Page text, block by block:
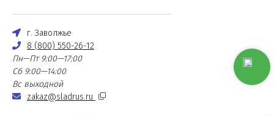
г. Заволжье
8 (800) 550-26-12
Пн—Пт 9:00—17:00
Сб 9:00—14:00
Вс выходной
zakaz@sladrus.ru